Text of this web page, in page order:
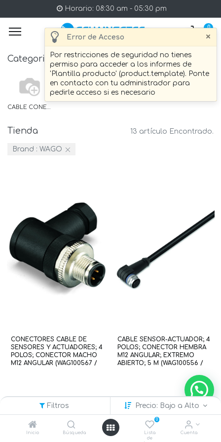
Error de Acceso ×
Por restricciones de seguridad no tienes
permiso para acceder a los informes de
'Plantilla producto' (product.template). Ponte
en contacto con tu administrador para
pedirle acceso si es necesario
Filtros Precio: Bajo a Alto
Inicio Búsqueda
0
Lista
de
Cuenta
Horario: 08:30 am - 05:30 pm
0
Categories
CABLE CONECTOR ETHERNET
Tienda 13 artículo Encontrado.
Brand : WAGO
CONECTORES CABLE DE
SENSORES Y ACTUADORES; 4
POLOS; CONECTOR MACHO
M12 ANGULAR (WAG100567 /
CABLE SENSOR-ACTUADOR; 4
POLOS; CONECTOR HEMBRA
M12 ANGULAR; EXTREMO
ABIERTO; 5 M (WAG100556 /